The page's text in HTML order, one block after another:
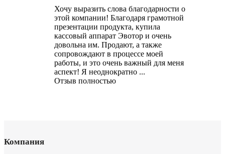
Хочу выразить слова благодарности о
этой компании! Благодаря грамотной
презентации продукта, купила
кассовый аппарат Эвотор и очень
довольна им. Продают, а также
сопровождают в процессе моей
работы, и это очень важный для меня
аспект! Я неоднократно ...
Отзыв полностью
Компания